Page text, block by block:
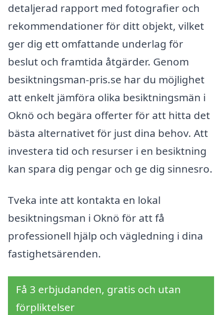
detaljerad rapport med fotografier och
rekommendationer för ditt objekt, vilket
ger dig ett omfattande underlag för
beslut och framtida åtgärder. Genom
besiktningsman-pris.se har du möjlighet
att enkelt jämföra olika besiktningsmän i
Oknö och begära offerter för att hitta det
bästa alternativet för just dina behov. Att
investera tid och resurser i en besiktning
kan spara dig pengar och ge dig sinnesro.
Tveka inte att kontakta en lokal
besiktningsman i Oknö för att få
professionell hjälp och vägledning i dina
fastighetsärenden.
Få 3 erbjudanden, gratis och utan
förpliktelser